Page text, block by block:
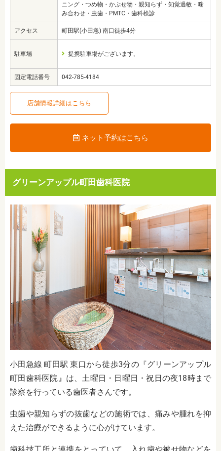
ニング・つめ物・かぶせ物・親知らず・知覚過敏・噛
み合わせ・虫歯・PMTC・歯科検診
アクセス 町田駅(小田急) 南口徒歩4分
駐車場 提携駐車場がございます。
固定電話番号 042-785-4184
店舗情報詳細はこちら
ネット予約はこちら
グリーンアップル町田歯科医院
小田急線 町田駅 東口から徒歩3分の『グリーンアップル
町田歯科医院』は、土曜日・日曜日・祝日の夜18時まで
診察を行っている歯医者さんです。
虫歯や親知らずの抜歯などの施術では、痛みや腫れを抑
えた治療ができるように心がけています。
歯科技工所と連携をとっていて、入れ歯や被せ物などを